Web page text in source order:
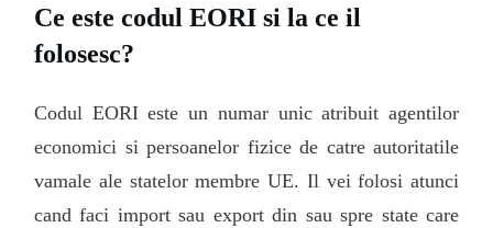
Ce este codul EORI si la ce il
folosesc?
Codul EORI este un numar unic atribuit agentilor
economici si persoanelor fizice de catre autoritatile
vamale ale statelor membre UE. Il vei folosi atunci
cand faci import sau export din sau spre state care